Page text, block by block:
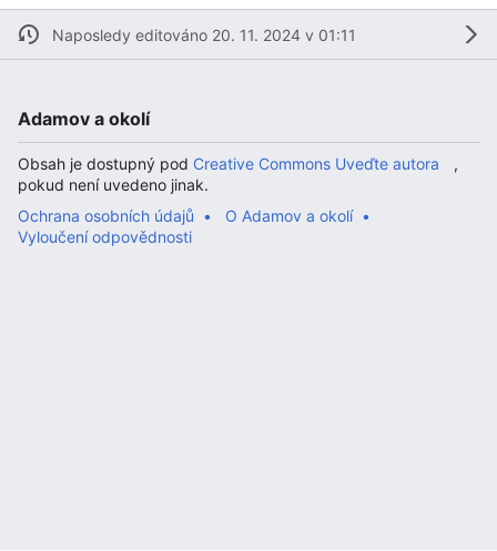
Naposledy editováno 20. 11. 2024 v 01:11
Adamov a okolí
Obsah je dostupný pod Creative Commons Uveďte autora
,
pokud není uvedeno jinak.
Ochrana osobních údajů
O Adamov a okolí
Vyloučení odpovědnosti